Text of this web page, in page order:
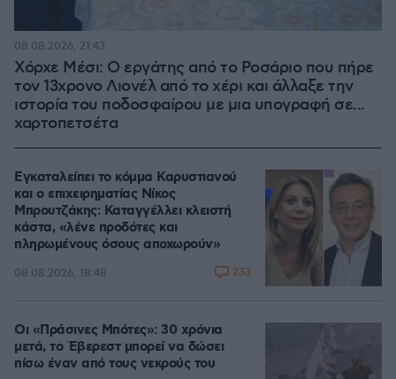
Χόρχε Μέσι: Ο εργάτης από το Ροσάριο που πήρε
τον 13χρονο Λιονέλ από το χέρι και άλλαξε την
ιστορία του ποδοσφαίρου με μια υπογραφή σε...
χαρτοπετσέτα
08.08.2026, 21:43
Εγκαταλείπει το κόμμα Καρυστιανού
και ο επιχειρηματίας Νίκος
Μπρουτζάκης: Καταγγέλλει κλειστή
κάστα, «λένε προδότες και
πληρωμένους όσους αποχωρούν»
08.08.2026, 18:48 233
Οι «Πράσινες Μπότες»: 30 χρόνια
μετά, το Έβερεστ μπορεί να δώσει
πίσω έναν από τους νεκρούς του